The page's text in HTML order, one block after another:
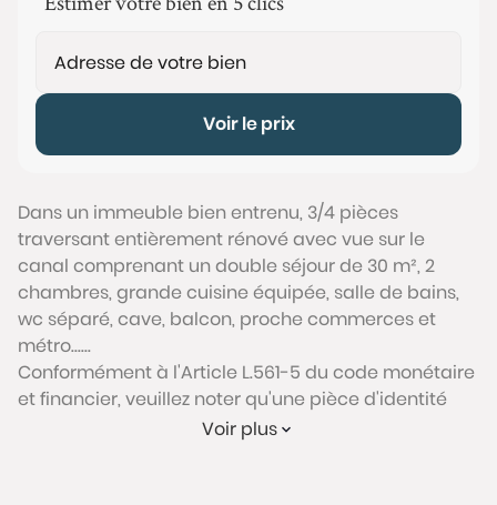
Voir le prix
Dans un immeuble bien entrenu, 3/4 pièces
traversant entièrement rénové avec vue sur le
canal comprenant un double séjour de 30 m², 2
chambres, grande cuisine équipée, salle de bains,
wc séparé, cave, balcon, proche commerces et
métro......
Conformément à l'Article L.561-5 du code monétaire
et financier, veuillez noter qu'une pièce d'identité
sera exigée pour tous les visiteurs majeurs avant
Voir plus